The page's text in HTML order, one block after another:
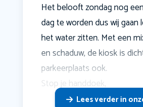
Het belooft zondag nog
dag te worden dus wij gaan
het water zitten. Met een
en schaduw, de kiosk is
parkeerplaats ook.
Stop je handdoek,
Lees verder in